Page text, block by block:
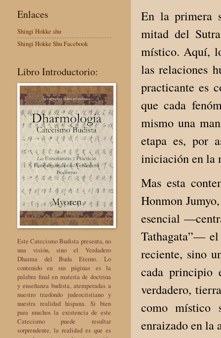
En la primera
mitad del
místico. Aquí,
las relaciones
practicante es
que cada
mismo una
etapa es, por
iniciación en la
Mas esta
Honmon
esencial
Tathagata”—
reciente, sino
cada principio
verdadero,
como místico
enraizado en la
Enlaces
Shingi Hokke shu
Shingi Hokke Shu Facebook
Libro Introductorio:
Este Catecismo Budista presenta, no
una visión, sino el Verdadero
Dharma del Buda Eterno. Lo
contenido en sus páginas es la
palabra final en materia de doctrina
y enseñanza budista, atemperadas a
nuestro trasfondo judeocristiano y
nuestra realidad hispana. Si bien
para muchos la existencia de este
Catecismo puede resultar
sorprendente, la realidad es que es